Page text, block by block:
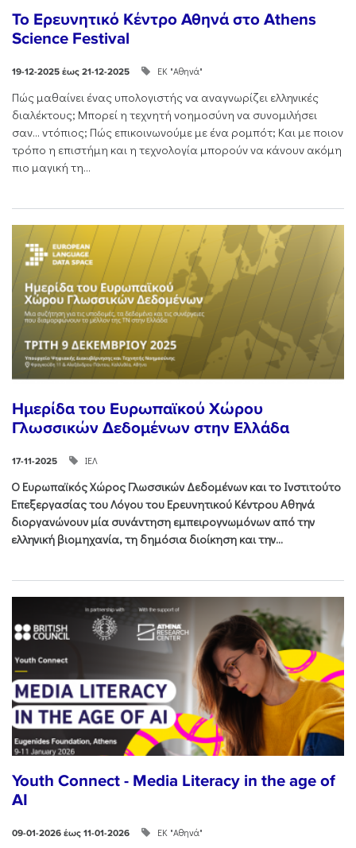
Το Ερευνητικό Κέντρο Αθηνά στο Athens
Science Festival
19-12-2025 έως 21-12-2025 ΕΚ "Αθηνά"
Πώς μαθαίνει ένας υπολογιστής να αναγνωρίζει ελληνικές
διαλέκτους; Μπορεί η τεχνητή νοημοσύνη να συνομιλήσει
σαν… ντόπιος; Πώς επικοινωνούμε με ένα ρομπότ; Και με ποιον
τρόπο η επιστήμη και η τεχνολογία μπορούν να κάνουν ακόμη
πιο μαγική τη...
Ημερίδα του Ευρωπαϊκού Χώρου
Γλωσσικών Δεδομένων στην Ελλάδα
17-11-2025 ΙΕΛ
Ο Ευρωπαϊκός Χώρος Γλωσσικών Δεδομένων και το Ινστιτούτο
Επεξεργασίας του Λόγου του Ερευνητικού Κέντρου Αθηνά
διοργανώνουν μία συνάντηση εμπειρογνωμόνων από την
ελληνική βιομηχανία, τη δημόσια διοίκηση και την...
Youth Connect - Media Literacy in the age of
AI
09-01-2026 έως 11-01-2026 ΕΚ "Αθηνά"